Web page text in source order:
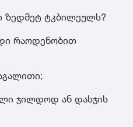
ზედმეტ ტკბილეულს?
რაოდენობით
ჯილდოდ ან დასჯის